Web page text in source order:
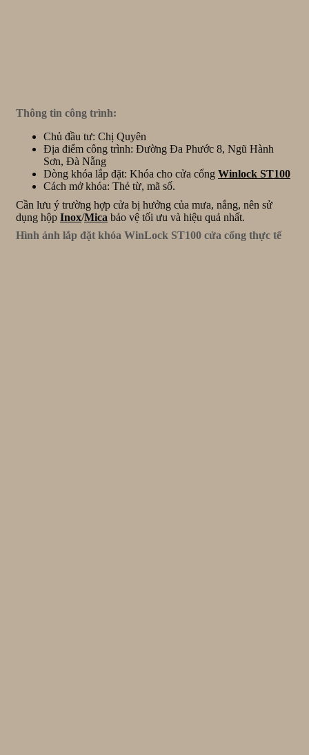
Thông tin công trình:
Chủ đầu tư: Chị Quyên
Địa điểm công trình: Đường Đa Phước 8, Ngũ Hành
Sơn, Đà Nẵng
Dòng khóa lắp đặt: Khóa cho cửa cổng Winlock ST100
Cách mở khóa: Thẻ từ, mã số.
Cần lưu ý trường hợp cửa bị hưởng của mưa, nắng, nên sử
dụng hộp Inox/Mica bảo vệ tối ưu và hiệu quả nhất.
Hình ảnh lắp đặt khóa WinLock ST100 cửa cổng thực tế